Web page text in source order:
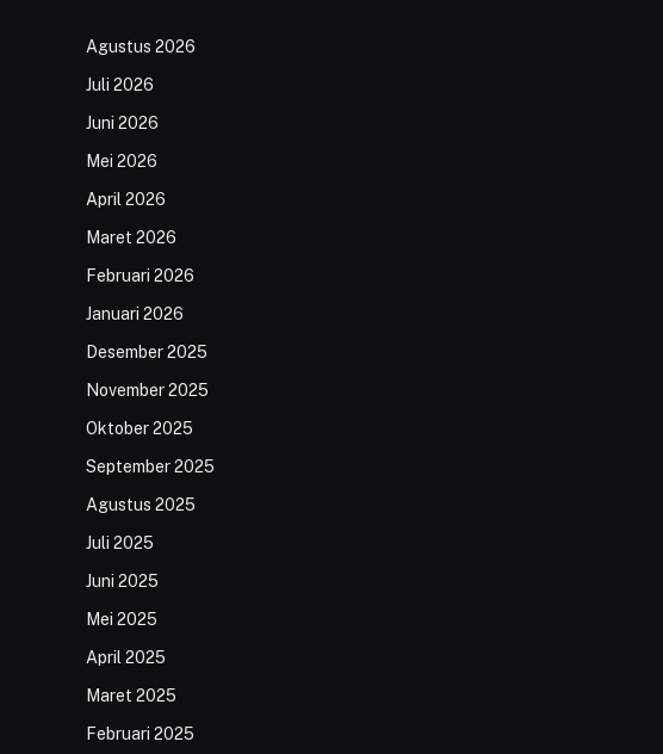
Agustus 2026
Juli 2026
Juni 2026
Mei 2026
April 2026
Maret 2026
Februari 2026
Januari 2026
Desember 2025
November 2025
Oktober 2025
September 2025
Agustus 2025
Juli 2025
Juni 2025
Mei 2025
April 2025
Maret 2025
Februari 2025